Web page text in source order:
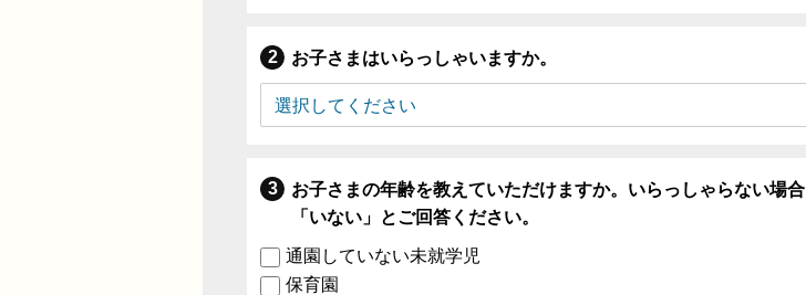
お子さまはいらっしゃいますか。
お子さまの年齢を教えていただけますか。いらっしゃらない場合
「いない」とご回答ください。
通園していない未就学児
保育園